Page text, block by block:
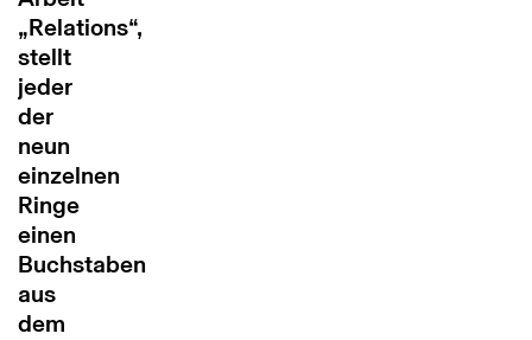
„Relations“,
stellt
jeder
der
neun
einzelnen
Ringe
einen
Buchstaben
aus
dem